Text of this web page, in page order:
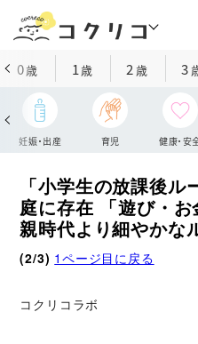
0歳 1歳 2 歳 3
妊娠・出産 育児 健康・安
「小学生の放課後
庭に存在 「遊び・お
親時代より細やかな
(2/3) 1ページ目に戻る
コクリコラボ